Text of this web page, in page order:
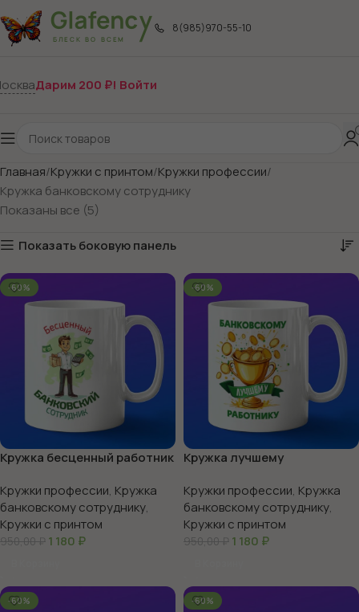
8(985)970-55-10
Дарим 200 ₽! Войти
Главная Кружки с принтом Кружки профессии
Кружка банковскому сотруднику
Показаны все (5)
Показать боковую панель
-60%
Кружка бесценный работник
Кружки профессии, Кружка
банковскому сотруднику,
Кружки с принтом
950,00₽ 1 180 ₽
-60%
Кружка лучшему
Кружки профессии, Кружка
банковскому сотруднику,
Кружки с принтом
950,00₽ 1 180 ₽
-60% -60%